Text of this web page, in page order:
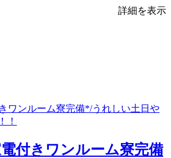
詳細を表示
付きワンルーム寮完備